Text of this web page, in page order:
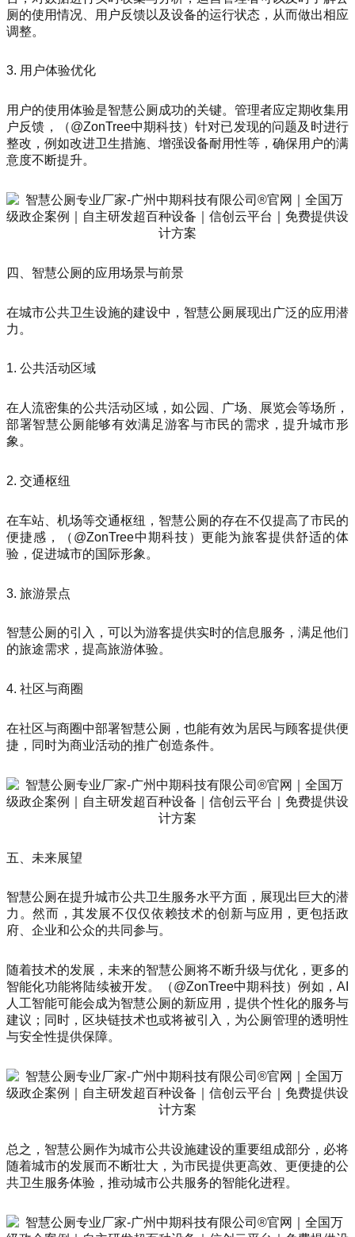
厕的使用情况、用户反馈以及设备的运行状态，从而做出相应
调整。
3. 用户体验优化
用户的使用体验是智慧公厕成功的关键。管理者应定期收集用
户反馈，（@ZonTree中期科技）针对已发现的问题及时进行
整改，例如改进卫生措施、增强设备耐用性等，确保用户的满
意度不断提升。
四、智慧公厕的应用场景与前景
在城市公共卫生设施的建设中，智慧公厕展现出广泛的应用潜
力。
1. 公共活动区域
在人流密集的公共活动区域，如公园、广场、展览会等场所，
部署智慧公厕能够有效满足游客与市民的需求，提升城市形
象。
2. 交通枢纽
在车站、机场等交通枢纽，智慧公厕的存在不仅提高了市民的
便捷感，（@ZonTree中期科技）更能为旅客提供舒适的体
验，促进城市的国际形象。
3. 旅游景点
智慧公厕的引入，可以为游客提供实时的信息服务，满足他们
的旅途需求，提高旅游体验。
4. 社区与商圈
在社区与商圈中部署智慧公厕，也能有效为居民与顾客提供便
捷，同时为商业活动的推广创造条件。
五、未来展望
智慧公厕在提升城市公共卫生服务水平方面，展现出巨大的潜
力。然而，其发展不仅仅依赖技术的创新与应用，更包括政
府、企业和公众的共同参与。
随着技术的发展，未来的智慧公厕将不断升级与优化，更多的
智能化功能将陆续被开发。（@ZonTree中期科技）例如，AI
人工智能可能会成为智慧公厕的新应用，提供个性化的服务与
建议；同时，区块链技术也或将被引入，为公厕管理的透明性
与安全性提供保障。
总之，智慧公厕作为城市公共设施建设的重要组成部分，必将
随着城市的发展而不断壮大，为市民提供更高效、更便捷的公
共卫生服务体验，推动城市公共服务的智能化进程。